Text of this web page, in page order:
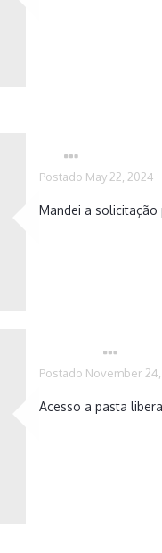
Postado May 22, 2024
Mandei a solicitação
Postado November
Acesso a pasta